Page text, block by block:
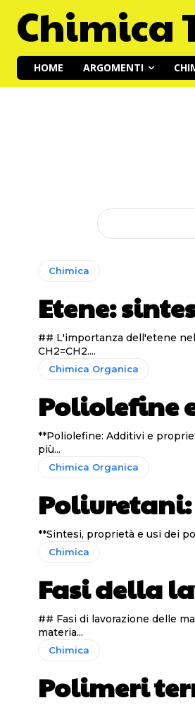
Chimica
HOME ARGOMENTI
Chimica
Etene:
## L'importanza dell'etene nella chimica e nelle applicazioni industriali
CH2=CH2....
Chimica Organica
Poliolefine
**Poliolefine: Additivi e proprietà dei polimeri termoplastici** Le poliolefine derivano
più...
Chimica Organica
Chimica
Fasi della
## Fasi di lavorazione delle materie plastiche: un'indagine dettagliata
materia...
Chimica
Polimeri